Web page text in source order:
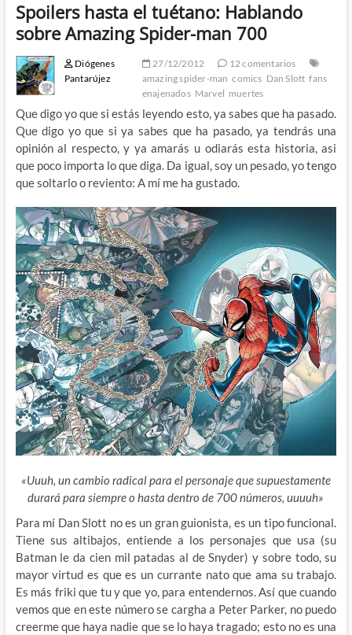
Spoilers hasta el tuétano: Hablando
sobre Amazing Spider-man 700
Diógenes
Pantarújez
27/12/2012
12 comentarios
amazing spider-man comics Dan Slott fans
enajenados Marvel muertes
Que digo yo que si estás leyendo esto, ya sabes que ha pasado.
Que digo yo que si ya sabes que ha pasado, ya tendrás una
opinión al respecto, y ya amarás u odiarás esta historia, asi
que poco importa lo que diga. Da igual, soy un pesado, yo tengo
que soltarlo o reviento: A mí me ha gustado.
«Uuuh, un cambio radical para el personaje que supuestamente
durará para siempre o hasta dentro de 700 números, uuuuh»
Para mí Dan Slott no es un gran guionista, es un tipo funcional.
Tiene sus altibajos, entiende a los personajes que usa (su
Batman le da cien mil patadas al de Snyder) y sobre todo, su
mayor virtud es que es un currante nato que ama su trabajo.
Es más friki que tu y que yo, para entendernos. Así que cuando
vemos que en este número se cargha a Peter Parker, no puedo
creerme que haya nadie que se lo haya tragado; esto no es una